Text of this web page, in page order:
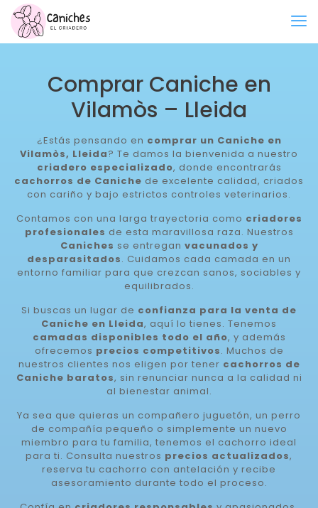
Comprar Caniche en
Vilamòs – Lleida
¿Estás pensando en comprar un Caniche en
Vilamòs, Lleida? Te damos la bienvenida a nuestro
criadero especializado, donde encontrarás
cachorros de Caniche de excelente calidad, criados
con cariño y bajo estrictos controles veterinarios.
Contamos con una larga trayectoria como criadores
profesionales de esta maravillosa raza. Nuestros
Caniches se entregan vacunados y
desparasitados. Cuidamos cada camada en un
entorno familiar para que crezcan sanos, sociables y
equilibrados.
Si buscas un lugar de confianza para la venta de
Caniche en Lleida, aquí lo tienes. Tenemos
camadas disponibles todo el año, y además
ofrecemos precios competitivos. Muchos de
nuestros clientes nos eligen por tener cachorros de
Caniche baratos, sin renunciar nunca a la calidad ni
al bienestar animal.
Ya sea que quieras un compañero juguetón, un perro
de compañía pequeño o simplemente un nuevo
miembro para tu familia, tenemos el cachorro ideal
para ti. Consulta nuestros precios actualizados,
reserva tu cachorro con antelación y recibe
asesoramiento durante todo el proceso.